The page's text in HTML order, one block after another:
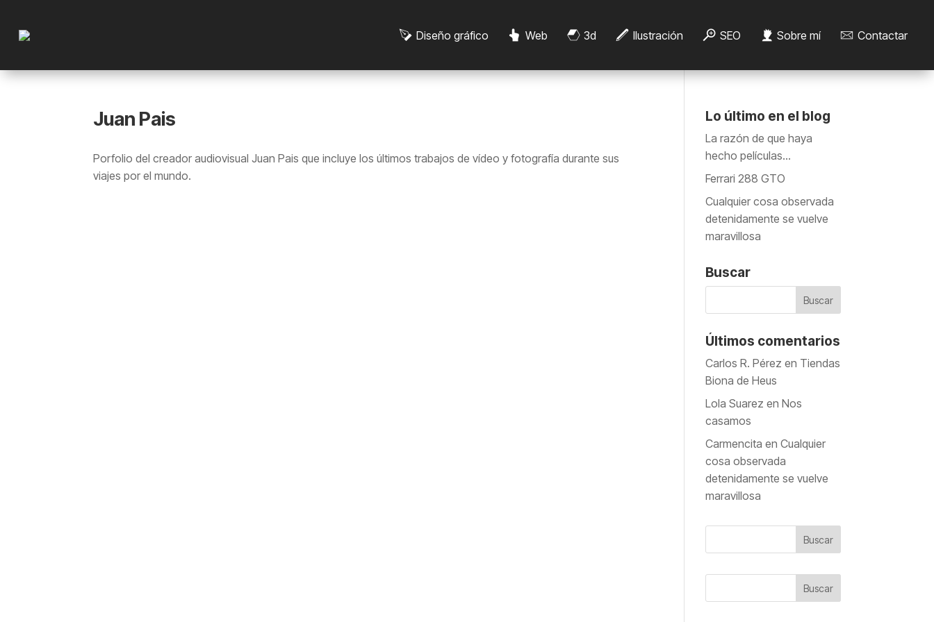
Diseño gráfico Web 3d Ilustración SEO Sobre mí Contactar
Juan Pais
Porfolio del creador audiovisual Juan Pais que incluye los últimos trabajos de vídeo y fotografía durante sus
viajes por el mundo.
Lo último en el blog
La razón de que haya
hecho películas…
Ferrari 288 GTO
Cualquier cosa observada
detenidamente se vuelve
maravillosa
Buscar
Últimos comentarios
Carlos R. Pérez en Tiendas
Biona de Heus
Lola Suarez enNos
casamos
Carmencita enCualquier
cosa observada
detenidamente se vuelve
maravillosa